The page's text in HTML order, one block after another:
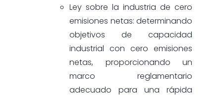
Ley sobre la industria de cero
emisiones netas: determinando
objetivos de capacidad
industrial con cero emisiones
netas, proporcionando un
marco reglamentario
adecuado para una rápida